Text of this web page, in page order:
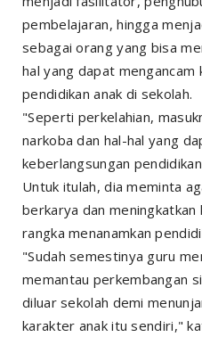
pembelajaran, hingga
sebagai orang yang bisa
hal yang dapat mengancam
pendidikan anak di sekolah.
"Seperti perkelahian,
narkoba dan hal-hal yang
keberlangsungan
Untuk itulah, dia meminta
berkarya dan meningkatkan
rangka menanamkan
"Sudah semestinya guru
memantau perkembangan
diluar sekolah demi
karakter anak itu sendiri,"